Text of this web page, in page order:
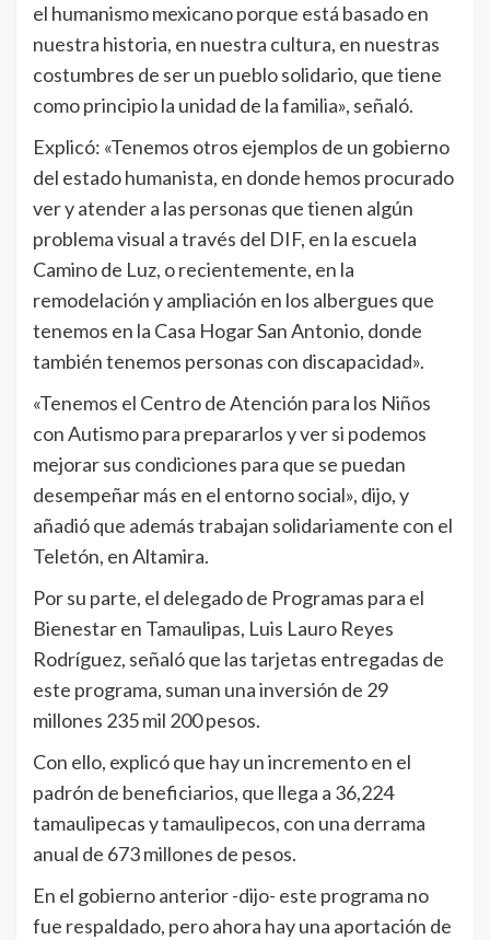
el humanismo mexicano porque está basado en
nuestra historia, en nuestra cultura, en nuestras
costumbres de ser un pueblo solidario, que tiene
como principio la unidad de la familia», señaló.
Explicó: «Tenemos otros ejemplos de un gobierno
del estado humanista, en donde hemos procurado
ver y atender a las personas que tienen algún
problema visual a través del DIF, en la escuela
Camino de Luz, o recientemente, en la
remodelación y ampliación en los albergues que
tenemos en la Casa Hogar San Antonio, donde
también tenemos personas con discapacidad».
«Tenemos el Centro de Atención para los Niños
con Autismo para prepararlos y ver si podemos
mejorar sus condiciones para que se puedan
desempeñar más en el entorno social», dijo, y
añadió que además trabajan solidariamente con el
Teletón, en Altamira.
Por su parte, el delegado de Programas para el
Bienestar en Tamaulipas, Luis Lauro Reyes
Rodríguez, señaló que las tarjetas entregadas de
este programa, suman una inversión de 29
millones 235 mil 200 pesos.
Con ello, explicó que hay un incremento en el
padrón de beneficiarios, que llega a 36,224
tamaulipecas y tamaulipecos, con una derrama
anual de 673 millones de pesos.
En el gobierno anterior -dijo- este programa no
fue respaldado, pero ahora hay una aportación de